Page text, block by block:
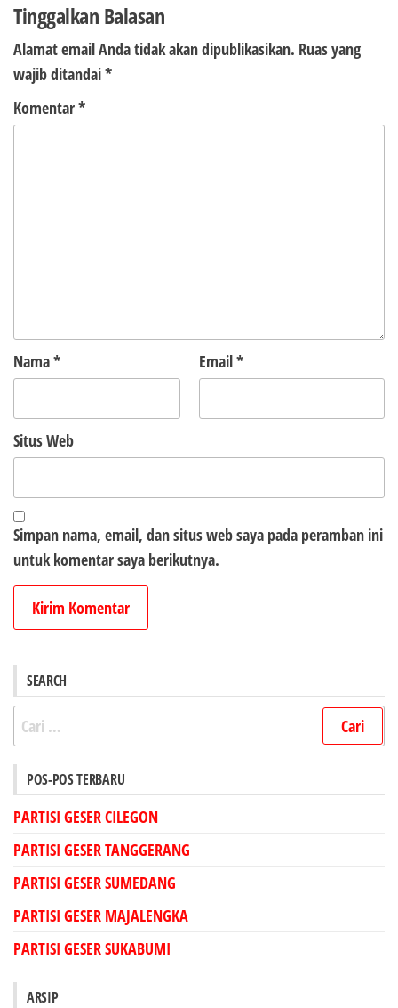
Tinggalkan Balasan
Alamat email Anda tidak akan dipublikasikan. Ruas yang
wajib ditandai*
Komentar*
Nama* Email*
Situs Web
Simpan nama, email, dan situs web saya pada peramban ini
untuk komentar saya berikutnya.
SEARCH
Cari
untuk:
POS-POS TERBARU
PARTISI GESER CILEGON
PARTISI GESER TANGGERANG
PARTISI GESER SUMEDANG
PARTISI GESER MAJALENGKA
PARTISI GESER SUKABUMI
ARSIP